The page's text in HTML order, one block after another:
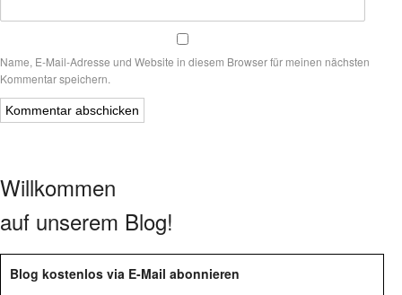
Name, E-Mail-Adresse und Website in diesem Browser für meinen nächsten
Kommentar speichern.
Willkommen
auf unserem Blog!
Blog kostenlos via E-Mail abonnieren